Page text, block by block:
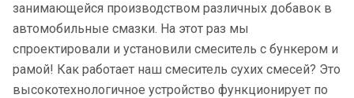
занимающейся производством различных добавок в
автомобильные смазки. На этот раз мы
спроектировали и установили смеситель с бункером и
рамой! Как работает наш смеситель сухих смесей? Это
высокотехнологичное устройство функционирует по